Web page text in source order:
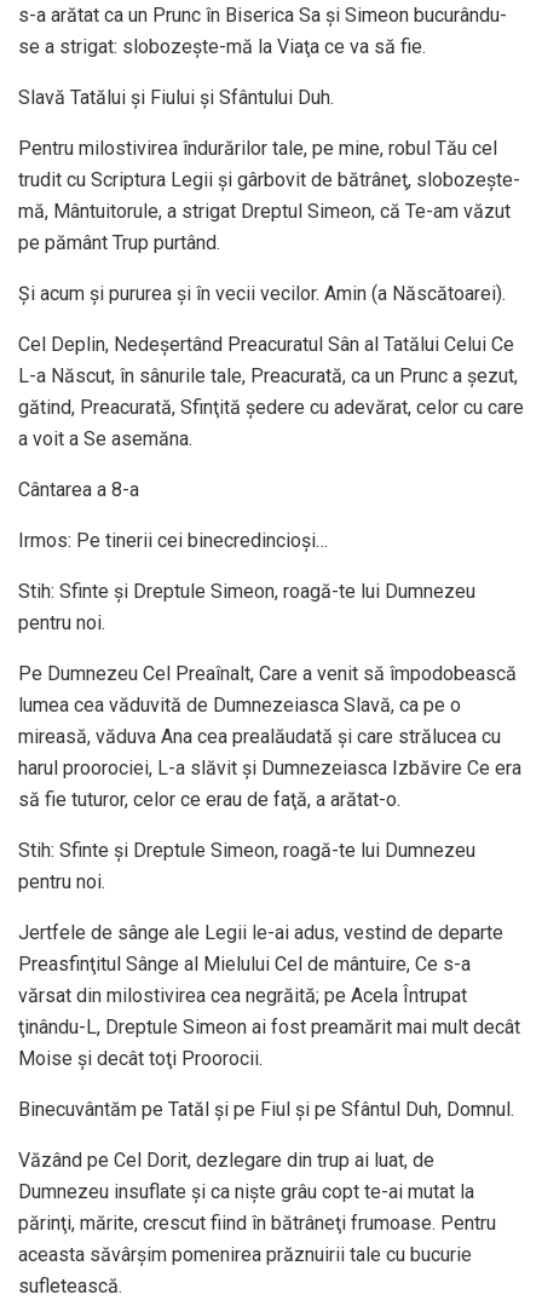
s-a arătat ca un Prunc în Biserica Sa şi Simeon bucurându-
se a strigat: slobozeşte-mă la Viaţa ce va să fie.
Slavă Tatălui şi Fiului şi Sfântului Duh.
Pentru milostivirea îndurărilor tale, pe mine, robul Tău cel
trudit cu Scriptura Legii şi gârbovit de bătrâneţ, slobozeşte-
mă, Mântuitorule, a strigat Dreptul Simeon, că Te-am văzut
pe pământ Trup purtând.
Şi acum şi pururea şi în vecii vecilor. Amin (a Născătoarei).
Cel Deplin, Nedeşertând Preacuratul Sân al Tatălui Celui Ce
L-a Născut, în sânurile tale, Preacurată, ca un Prunc a şezut,
gătind, Preacurată, Sfinţită şedere cu adevărat, celor cu care
a voit a Se asemăna.
Cântarea a 8-a
Irmos: Pe tinerii cei binecredincioşi…
Stih: Sfinte şi Dreptule Simeon, roagă-te lui Dumnezeu
pentru noi.
Pe Dumnezeu Cel Preaînalt, Care a venit să împodobească
lumea cea văduvită de Dumnezeiasca Slavă, ca pe o
mireasă, văduva Ana cea prealăudată şi care strălucea cu
harul proorociei, L-a slăvit şi Dumnezeiasca Izbăvire Ce era
să fie tuturor, celor ce erau de faţă, a arătat-o.
Stih: Sfinte şi Dreptule Simeon, roagă-te lui Dumnezeu
pentru noi.
Jertfele de sânge ale Legii le-ai adus, vestind de departe
Preasfinţitul Sânge al Mielului Cel de mântuire, Ce s-a
vărsat din milostivirea cea negrăită; pe Acela Întrupat
ţinându-L, Dreptule Simeon ai fost preamărit mai mult decât
Moise şi decât toţi Proorocii.
Binecuvântăm pe Tatăl şi pe Fiul şi pe Sfântul Duh, Domnul.
Văzând pe Cel Dorit, dezlegare din trup ai luat, de
Dumnezeu insuflate şi ca nişte grâu copt te-ai mutat la
părinţi, mărite, crescut fiind în bătrâneţi frumoase. Pentru
aceasta săvârşim pomenirea prăznuirii tale cu bucurie
sufletească.